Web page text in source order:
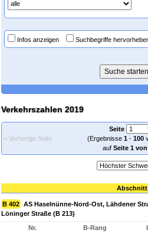
Infos anzeigen Suchbegriffe
Verkehrszahlen 2019
< Vorherige Seite
Seite
(Ergebnisse 1- 100
auf Seite 1 von
Abschnitt
B 402 AS Haselnünne-Nord-Ost, Lähdener
Löninger Straße (B 213)
Nr.
B-Rang